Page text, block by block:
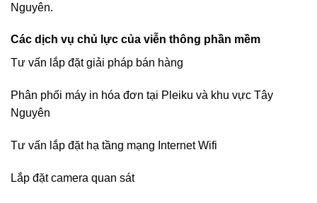
Nguyên.
Các dịch vụ chủ lực của viễn thông phần mềm
Tư vấn lắp đặt giải pháp bán hàng
Phân phối máy in hóa đơn tại Pleiku và khu vực Tây
Nguyên
Tư vấn lắp đặt hạ tầng mạng Internet Wifi
Lắp đặt camera quan sát